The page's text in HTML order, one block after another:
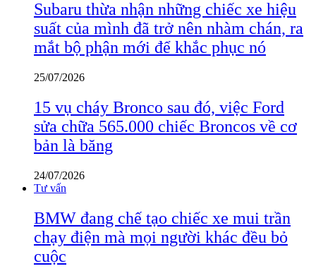
Subaru thừa nhận những chiếc xe hiệu
suất của mình đã trở nên nhàm chán, ra
mắt bộ phận mới để khắc phục nó
25/07/2026
15 vụ cháy Bronco sau đó, việc Ford
sửa chữa 565.000 chiếc Broncos về cơ
bản là băng
24/07/2026
Tư vấn
BMW đang chế tạo chiếc xe mui trần
chạy điện mà mọi người khác đều bỏ
cuộc